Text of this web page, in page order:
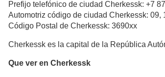
Prefijo telefónico de ciudad Cherkessk: +7
Automotriz código de ciudad Cherkessk: 09,
Código Postal de Cherkessk: 3690xx
Cherkessk es la capital de la República
Que ver en Cherkessk